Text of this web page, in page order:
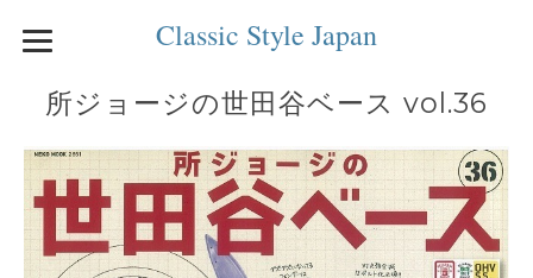
Classic Style Japan
所ジョージの世田谷ベース vol.36